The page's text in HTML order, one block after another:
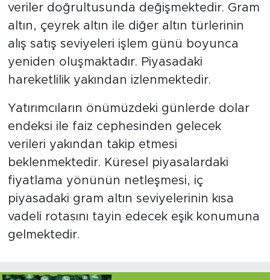
veriler doğrultusunda değişmektedir. Gram
altın, çeyrek altın ile diğer altın türlerinin
alış satış seviyeleri işlem günü boyunca
yeniden oluşmaktadır. Piyasadaki
hareketlilik yakından izlenmektedir.
Yatırımcıların önümüzdeki günlerde dolar
endeksi ile faiz cephesinden gelecek
verileri yakından takip etmesi
beklenmektedir. Küresel piyasalardaki
fiyatlama yönünün netleşmesi, iç
piyasadaki gram altın seviyelerinin kısa
vadeli rotasını tayin edecek eşik konumuna
gelmektedir.